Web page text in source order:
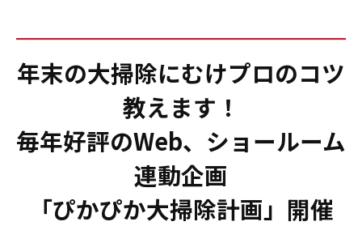
年末の大掃除にむけプロのコツ
教えます！
毎年好評のWeb、ショールーム
連動企画
「ぴかぴか大掃除計画」開催